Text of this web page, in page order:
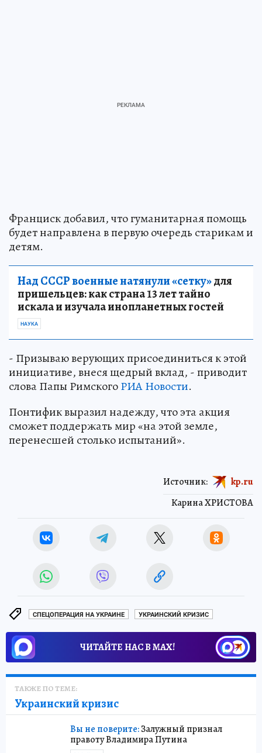
Франциск добавил, что гуманитарная помощь
будет направлена в первую очередь старикам и
детям.
Над СССР военные натянули «сетку»для
пришельцев: как страна 13 лет тайно
искала и изучала инопланетных гостей
НАУКА
- Призываю верующих присоединиться к этой
инициативе, внеся щедрый вклад, - приводит
слова Папы РимскогоРИА Новости.
Понтифик выразил надежду, что эта акция
сможет поддержать мир «на этой земле,
перенесшей столько испытаний».
Карина ХРИСТОВА
Источник: kp.ru
СПЕЦОПЕРАЦИЯ НА УКРАИНЕ УКРАИНСКИЙ КРИЗИС
ЧИТАЙТЕ НАС В МАХ!
ТАКЖЕ ПО ТЕМЕ:
Украинский кризис
Вы не поверите:Залужный признал
правоту Владимира Путина